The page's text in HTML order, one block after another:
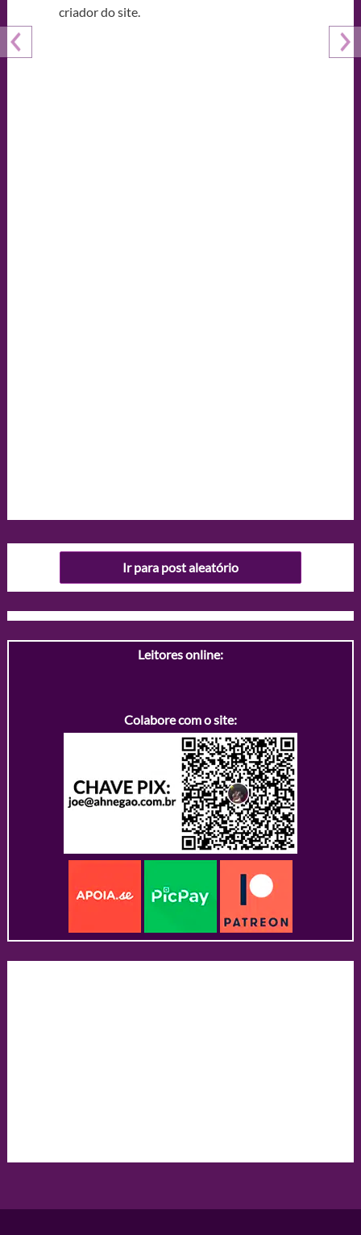
criador do site.
Ir para post aleatório
Leitores online:
Colabore com o site: